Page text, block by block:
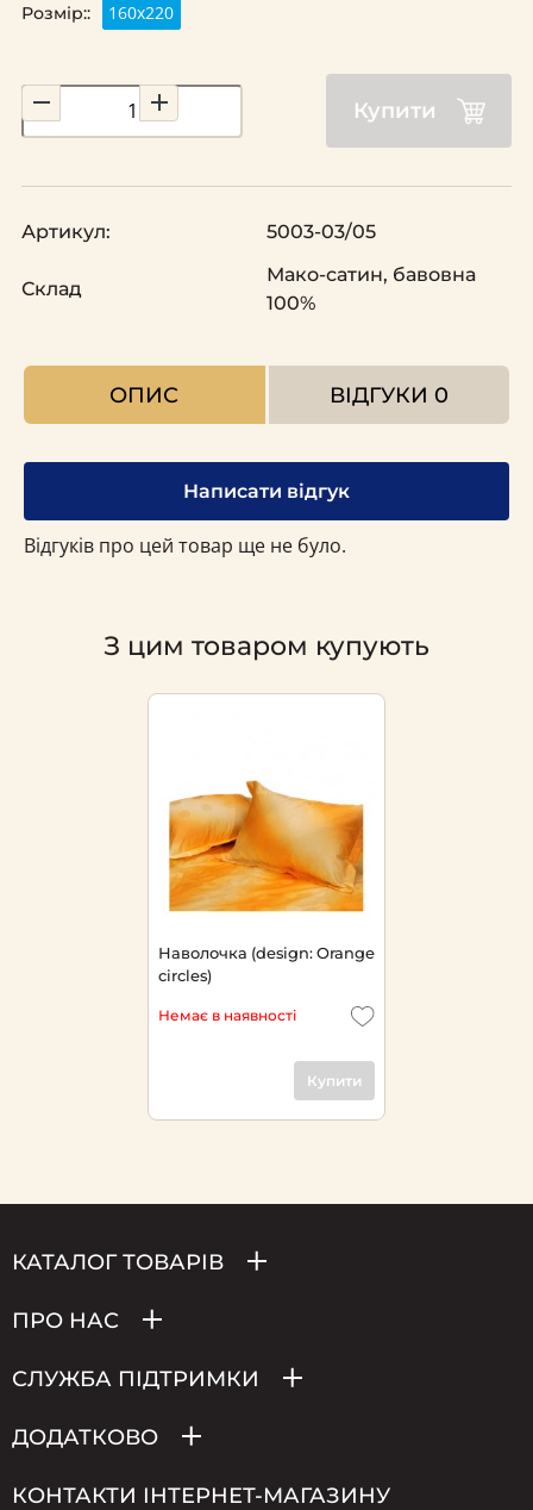
Розмір:: 160х220
Купити
Артикул: 5003-03/05
Склад
Мако-сатин, бавовна
100%
ОПИС ВІДГУКИ 0
Написати відгук
Відгуків про цей товар ще не було.
З цим товаром купують
Наволочка (design: Orange
circles)
Немає в наявності
Купити
КАТАЛОГ ТОВАРІВ
ПРО НАС
СЛУЖБА ПІДТРИМКИ
ДОДАТКОВО
КОНТАКТИ ІНТЕРНЕТ-МАГАЗИНУ